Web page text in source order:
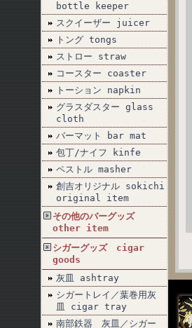
bottle keeper
スクイーザー juicer
トング tongs
ストロー straw
コースター coaster
トーション napkin
グラスダスター glass
cloth
バーマット bar mat
包丁/ナイフ kinfe
ペストル masher
創吉オリジナル sokichi
original item
その他のバーグッズ
other item
シガーグッズ cigar
goods
灰皿 ashtray
シガートレイ／葉巻用灰
皿 cigar tray
南部鉄器 灰皿／シガー